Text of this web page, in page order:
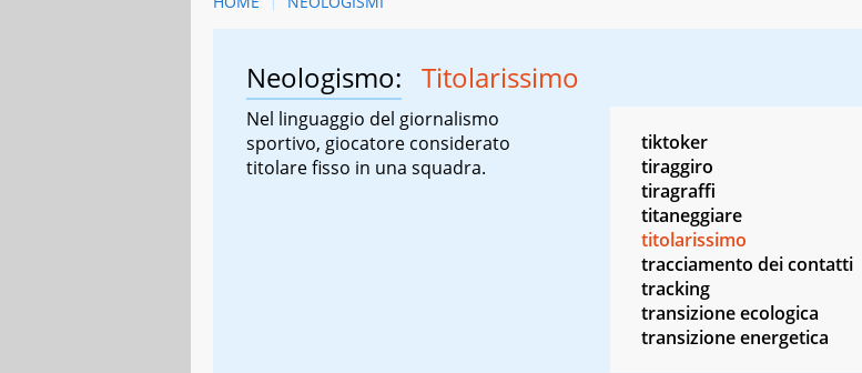
Neologismo: Titolarissimo
Nel linguaggio del giornalismo
sportivo, giocatore considerato
titolare fisso in una squadra.
tiktoker
tiraggiro
tiragraffi
titaneggiare
titolarissimo
tracciamento dei contatti
tracking
transizione ecologica
transizione energetica